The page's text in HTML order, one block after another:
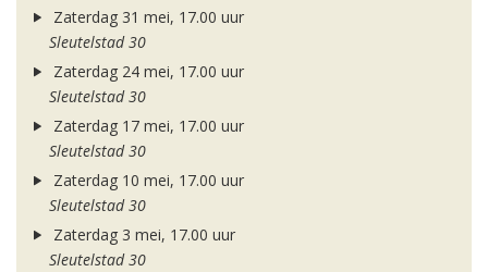
Zaterdag 31 mei, 17.00 uur
Sleutelstad 30
Zaterdag 24 mei, 17.00 uur
Sleutelstad 30
Zaterdag 17 mei, 17.00 uur
Sleutelstad 30
Zaterdag 10 mei, 17.00 uur
Sleutelstad 30
Zaterdag 3 mei, 17.00 uur
Sleutelstad 30